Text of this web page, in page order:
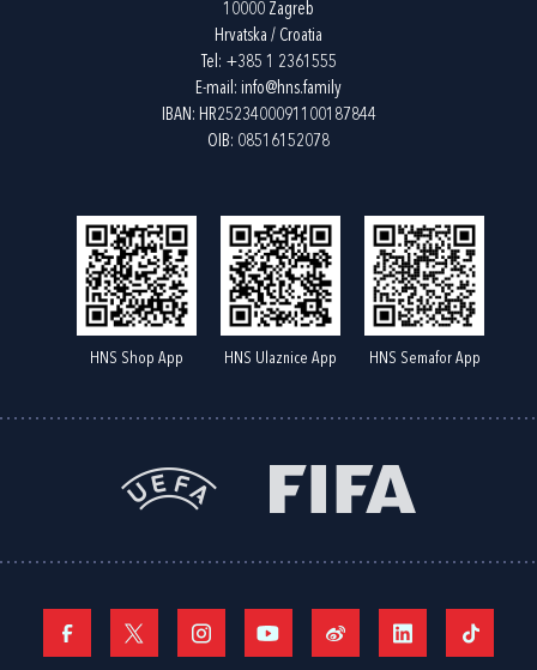
10000 Zagreb
Hrvatska / Croatia
Tel: +385 1 2361555
E-mail: info@hns.family
IBAN: HR2523400091100187844
OIB: 08516152078
HNS Shop App HNS Ulaznice App HNS Semafor App